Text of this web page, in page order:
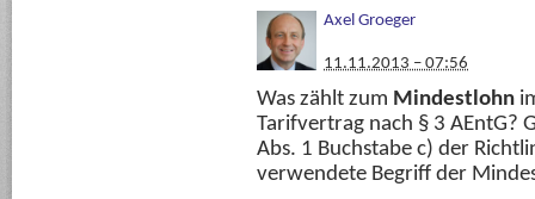
Axel Groeger
11.11.2013 – 07:56
Was zählt zum Mindestlohn
Tarifvertrag nach § 3 AEntG?
Abs. 1 Buchstabe c) der
verwendete Begriff der